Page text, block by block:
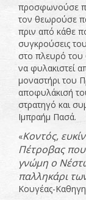
προσφωνούσε
τον θεωρούσε
πριν από κάθε
συγκρούσεις
στο πλευρό
να φυλακιστεί
μοναστήρι του
αποφυλάκισή
στρατηγό και
Ιμπραήμ Πασά.
«Κοντός,
Πέτροβας που
γνώμη ο
παλληκάρι
Κουγέας-